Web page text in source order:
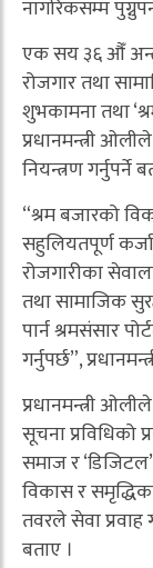
नागरिकसम्म
एक सय ३६ औँ
रोजगार तथा
शुभकामना तथा
प्रधानमन्त्री
नियन्त्रण गर्नुपर्ने
“श्रम बजारको
सहुलियतपूर्ण
रोजगारीका
तथा सामाजिक
पार्न श्रमसंसार
गर्नुपर्छ”,
प्रधानमन्त्री
सूचना प्रविधिको
समाज र ‘डिजिटल’
विकास र
तवरले सेवा प्रवाह
बताए ।